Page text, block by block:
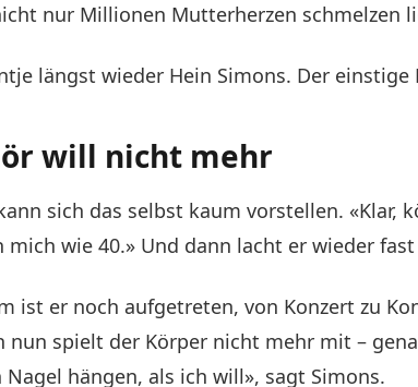
nur Millionen Mutterherzen schmelzen
längst wieder Hein Simons. Der
will nicht mehr
sich das selbst kaum vorstellen.
mich wie 40.» Und dann lacht er wieder
ist er noch aufgetreten, von Konzert zu
nun spielt der Körper nicht mehr mit –
hängen, als ich will», sagt Simons.